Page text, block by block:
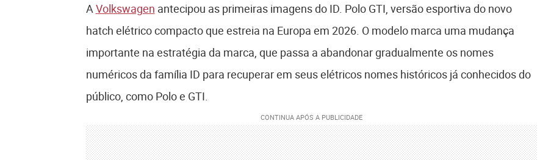
A Volkswagen antecipou as primeiras imagens do ID. Polo GTI, versão esportiva do novo
hatch elétrico compacto que estreia na Europa em 2026. O modelo marca uma mudança
importante na estratégia da marca, que passa a abandonar gradualmente os nomes
numéricos da família ID para recuperar em seus elétricos nomes históricos já conhecidos do
público, como Polo e GTI.